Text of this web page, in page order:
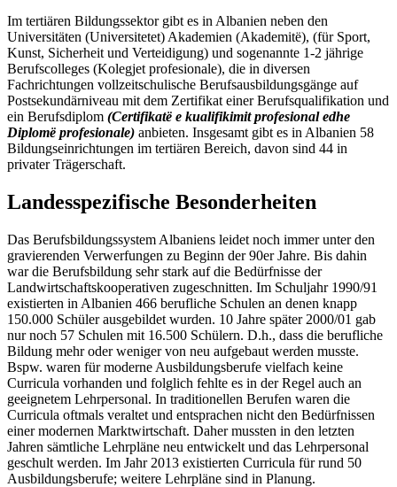
Im tertiären Bildungssektor gibt es in Albanien neben den
Universitäten (Universitetet) Akademien (Akademitë), (für Sport,
Kunst, Sicherheit und Verteidigung) und sogenannte 1-2 jährige
Berufscolleges (Kolegjet profesionale), die in diversen
Fachrichtungen vollzeitschulische Berufsausbildungsgänge auf
Postsekundärniveau mit dem Zertifikat einer Berufsqualifikation und
ein Berufsdiplom (Certifikatë e kualifikimit profesional edhe
Diplomë profesionale) anbieten. Insgesamt gibt es in Albanien 58
Bildungseinrichtungen im tertiären Bereich, davon sind 44 in
privater Trägerschaft.
Landesspezifische Besonderheiten
Das Berufsbildungssystem Albaniens leidet noch immer unter den
gravierenden Verwerfungen zu Beginn der 90er Jahre. Bis dahin
war die Berufsbildung sehr stark auf die Bedürfnisse der
Landwirtschaftskooperativen zugeschnitten. Im Schuljahr 1990/91
existierten in Albanien 466 berufliche Schulen an denen knapp
150.000 Schüler ausgebildet wurden. 10 Jahre später 2000/01 gab
nur noch 57 Schulen mit 16.500 Schülern. D.h., dass die berufliche
Bildung mehr oder weniger von neu aufgebaut werden musste.
Bspw. waren für moderne Ausbildungsberufe vielfach keine
Curricula vorhanden und folglich fehlte es in der Regel auch an
geeignetem Lehrpersonal. In traditionellen Berufen waren die
Curricula oftmals veraltet und entsprachen nicht den Bedürfnissen
einer modernen Marktwirtschaft. Daher mussten in den letzten
Jahren sämtliche Lehrpläne neu entwickelt und das Lehrpersonal
geschult werden. Im Jahr 2013 existierten Curricula für rund 50
Ausbildungsberufe; weitere Lehrpläne sind in Planung.